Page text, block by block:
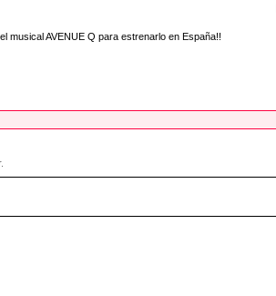
musical AVENUE Q para estrenarlo en España!!